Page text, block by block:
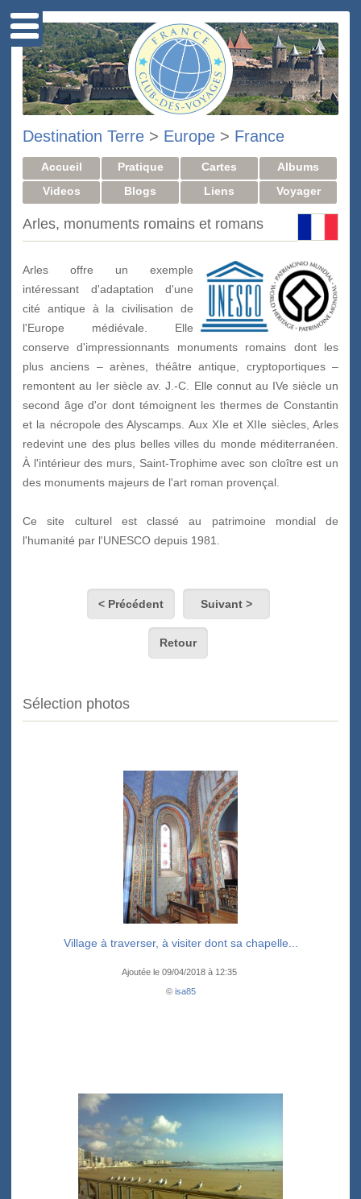
Destination Terre > Europe > France
Accueil Pratique Cartes
Albums
Videos
Blogs Liens Voyager
Arles, monuments romains et romans
Arles offre un exemple
intéressant d'adaptation d'une
cité antique à la civilisation de
l'Europe médiévale. Elle
conserve d'impressionnants monuments romains dont les
plus anciens – arènes, théâtre antique, cryptoportiques –
remontent au Ier siècle av. J.-C. Elle connut au IVe siècle un
second âge d'or dont témoignent les thermes de Constantin
et la nécropole des Alyscamps. Aux XIe et XIIe siècles, Arles
redevint une des plus belles villes du monde méditerranéen.
À l'intérieur des murs, Saint-Trophime avec son cloître est un
des monuments majeurs de l'art roman provençal.
Ce site culturel est classé au patrimoine mondial de
l'humanité par l'UNESCO depuis 1981.
< Précédent Suivant >
Retour
Sélection photos
Village à traverser, à visiter dont sa chapelle...
Ajoutée le 09/04/2018 à 12:35
© isa85